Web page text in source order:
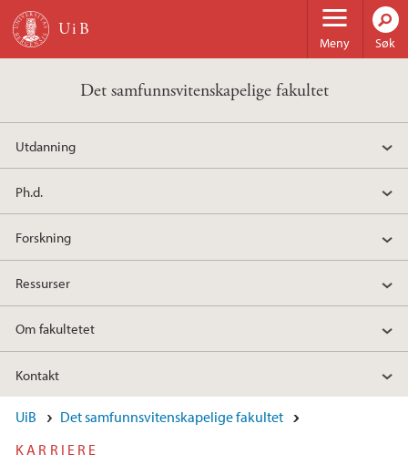
Hopp til hovedinnhold
Meny Søk
Det samfunnsvitenskapelige fakultet
Utdanning
Ph.d.
Forskning
Ressurser
Om fakultetet
Kontakt
UiB
Det samfunnsvitenskapelige fakultet
KARRIERE